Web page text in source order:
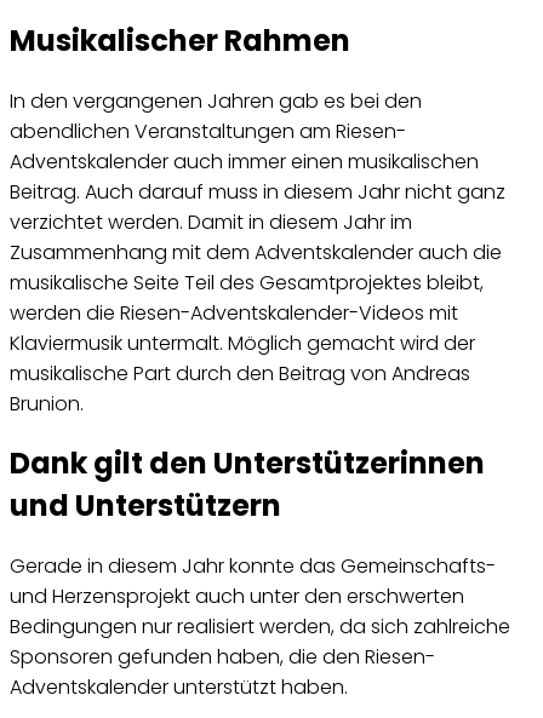
Musikalischer Rahmen
In den vergangenen Jahren gab es bei den
abendlichen Veranstaltungen am Riesen-
Adventskalender auch immer einen musikalischen
Beitrag. Auch darauf muss in diesem Jahr nicht ganz
verzichtet werden. Damit in diesem Jahr im
Zusammenhang mit dem Adventskalender auch die
musikalische Seite Teil des Gesamtprojektes bleibt,
werden die Riesen-Adventskalender-Videos mit
Klaviermusik untermalt. Möglich gemacht wird der
musikalische Part durch den Beitrag von Andreas
Brunion.
Dank gilt den Unterstützerinnen
und Unterstützern
Gerade in diesem Jahr konnte das Gemeinschafts-
und Herzensprojekt auch unter den erschwerten
Bedingungen nur realisiert werden, da sich zahlreiche
Sponsoren gefunden haben, die den Riesen-
Adventskalender unterstützt haben.